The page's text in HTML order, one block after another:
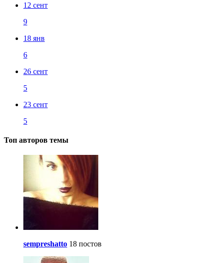
12 сент
9
18 янв
6
26 сент
5
23 сент
5
Топ авторов темы
sempreshatto 18 постов